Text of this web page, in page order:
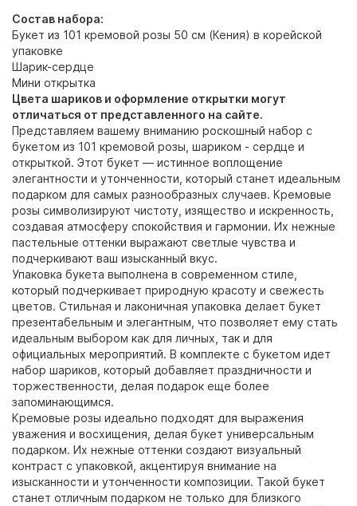
Состав набора:
Букет из 101 кремовой розы 50 см (Кения) в корейской
упаковке
Шарик-сердце
Мини открытка
Цвета шариков и оформление открытки могут
отличаться от представленного на сайте.
Представляем вашему вниманию роскошный набор с
букетом из 101 кремовой розы, шариком - сердце и
открыткой. Этот букет — истинное воплощение
элегантности и утонченности, который станет идеальным
подарком для самых разнообразных случаев. Кремовые
розы символизируют чистоту, изящество и искренность,
создавая атмосферу спокойствия и гармонии. Их нежные
пастельные оттенки выражают светлые чувства и
подчеркивают ваш изысканный вкус.
Упаковка букета выполнена в современном стиле,
который подчеркивает природную красоту и свежесть
цветов. Стильная и лаконичная упаковка делает букет
презентабельным и элегантным, что позволяет ему стать
идеальным выбором как для личных, так и для
официальных мероприятий. В комплекте с букетом идет
набор шариков, который добавляет праздничности и
торжественности, делая подарок еще более
запоминающимся.
Кремовые розы идеально подходят для выражения
уважения и восхищения, делая букет универсальным
подарком. Их нежные оттенки создают визуальный
контраст с упаковкой, акцентируя внимание на
изысканности и утонченности композиции. Такой букет
станет отличным подарком не только для близкого